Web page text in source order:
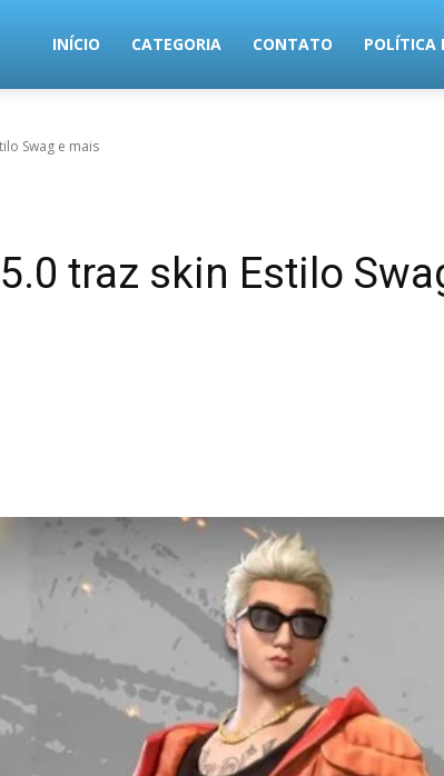
MundoTec
INÍCIO CATEGORIA CONTATO POLÍTICA
Swag e mais
traz skin Estilo